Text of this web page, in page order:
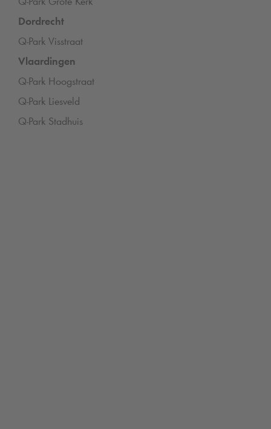
Dordrecht
Q-Park Visstraat
Vlaardingen
Q-Park Hoogstraat
Q-Park Liesveld
Q-Park Stadhuis